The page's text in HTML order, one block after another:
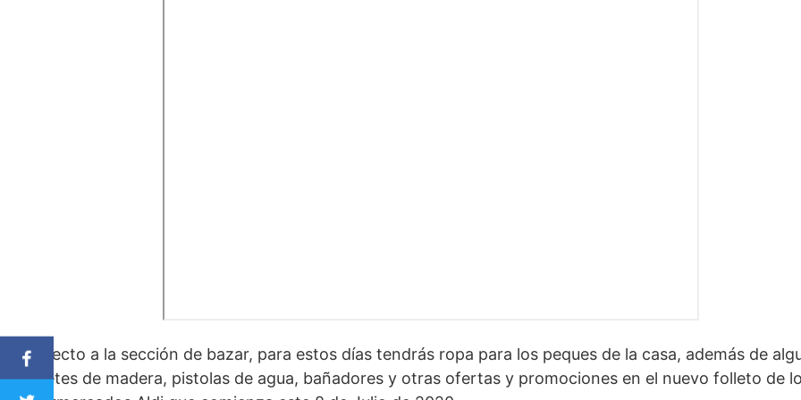
Respecto a la sección de bazar, para estos días tendrás ropa para los peques de la casa, además de
juguetes de madera, pistolas de agua, bañadores y otras ofertas y promociones en el nuevo folleto de